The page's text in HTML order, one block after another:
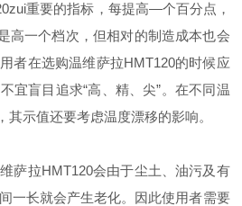
重要的指标，每提高—个百分点，
高一个档次，但相对的制造成本也会
者在选购温维萨拉HMT120的时候应
宜盲目追求“高、精、尖”。在不同温
其示值还要考虑温度漂移的影响。
萨拉HMT120会由于尘土、油污及有
一长就会产生老化。因此使用者需要